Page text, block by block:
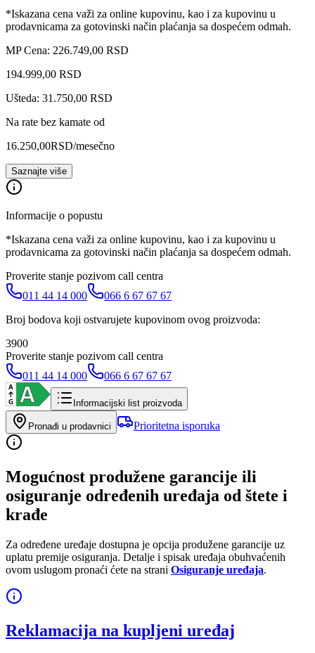
*Iskazana cena važi za online kupovinu, kao i za kupovinu u
prodavnicama za gotovinski način plaćanja sa dospećem odmah.
MP Cena: 226.749,00 RSD
194.999,00 RSD
Ušteda: 31.750,00 RSD
Na rate bez kamate od
16.250,00RSD/mesečno
Saznajte više
Informacije o popustu
*Iskazana cena važi za online kupovinu, kao i za kupovinu u
prodavnicama za gotovinski način plaćanja sa dospećem odmah.
Proverite stanje pozivom call centra
011 44 14 000
066 6 67 67 67
Broj bodova koji ostvarujete kupovinom ovog proizvoda:
3900
Proverite stanje pozivom call centra
011 44 14 000
066 6 67 67 67
Informacijski list proizvoda
Pronađi u prodavnici Prioritetna isporuka
Mogućnost produžene garancije ili
osiguranje određenih uređaja od štete i
krađe
Za određene uređaje dostupna je opcija produžene garancije uz
uplatu premije osiguranja. Detalje i spisak uređaja obuhvaćenih
ovom uslugom pronaći ćete na strani Osiguranje uređaja.
Reklamacija na kupljeni uređaj